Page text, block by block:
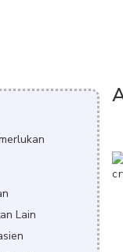
Lain